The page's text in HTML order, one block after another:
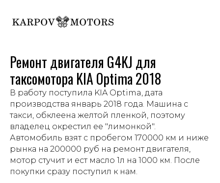
Ремонт двигателя G4KJ для
таксомотора KIA Optima 2018
В работу поступила KIA Optima, дата
производства январь 2018 года. Машина с
такси, обклеена желтой пленкой, поэтому
владелец окрестил ее "лимонкой".
Автомобиль взят с пробегом 170000 км и ниже
рынка на 200000 руб на ремонт двигателя,
мотор стучит и ест масло 1л на 1000 км. После
покупки сразу поступил к нам.